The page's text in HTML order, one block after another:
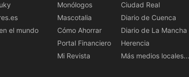
el mundo
Monólogos
Mascotalia
Cómo Ahorrar
Portal Financiero
Mi Revista
Ciudad Real
Diario de Cuenca
Diario de La Mancha
Herencia
Más medios locales...